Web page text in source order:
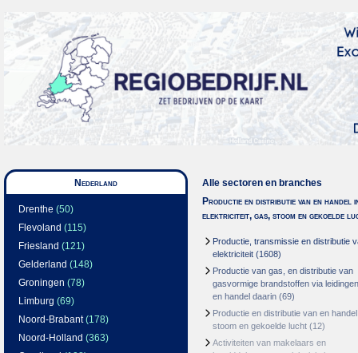
Nederland
Drenthe (50)
Flevoland (115)
Friesland (121)
Gelderland (148)
Groningen (78)
Limburg (69)
Noord-Brabant(178)
Noord-Holland (363)
Alle sectoren en branches
Productie en distributie van en handel
elektriciteit, gas, stoom en gekoelde
Productie, transmissie en distributie
elektriciteit (1608)
Productie van gas, en distributie van
gasvormige brandstoffen via leidingen
en handel daarin (69)
Productie en distributie van en
stoom en gekoelde lucht (12)
Activiteiten van makelaars en